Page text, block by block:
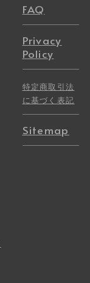
FAQ
Privacy
Policy
特定商取引法
に基づく表記
Sitemap